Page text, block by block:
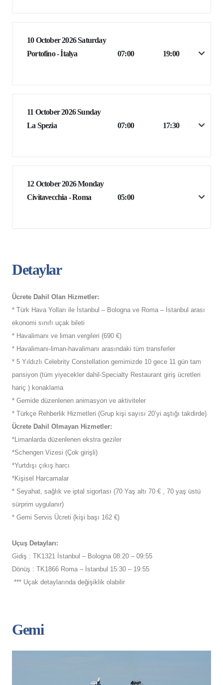
10 October 2026 Saturday
Portofino - İtalya
07:00 19:00
11 October 2026 Sunday
La Spezia
07:00 17:30
12 October 2026 Monday
Civitavecchia - Roma
05:00
Detaylar
Ücrete Dahil Olan Hizmetler:
* Türk Hava Yolları ile İstanbul – Bologna ve Roma – İstanbul arası
ekonomi sınıfı uçak bileti
* Havalimanı ve liman vergileri (690 €)
* Havalimanı-liman-havalimanı arasındaki tüm transferler
* 5 Yıldızlı Celebrity Constellation gemimizde 10 gece 11 gün tam
pansiyon (tüm yiyecekler dahil-Specialty Restaurant giriş ücretleri
hariç ) konaklama
* Gemide düzenlenen animasyon ve aktiviteler
* Türkçe Rehberlik Hizmetleri (Grup kişi sayısı 20’yi aştığı takdirde)
Ücrete Dahil Olmayan Hizmetler:
*Limanlarda düzenlenen ekstra geziler
*Schengen Vizesi (Çok girişli)
*Yurtdışı çıkış harcı
*Kişisel Harcamalar
* Seyahat, sağlık ve iptal sigortası (70 Yaş altı 70 € , 70 yaş üstü
sürprim uygulanır)
* Gemi Servis Ücreti (kişi başı 162 €)
Uçuş Detayları:
Gidiş : TK1321 İstanbul – Bologna 08:20 – 09:55
Dönüş : TK1866 Roma – İstanbul 15:30 – 19:55
*** Uçak detaylarında değişiklik olabilir
Gemi